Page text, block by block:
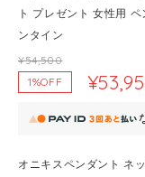
ト プレゼント 女性用
ンタイン
¥54,500
1%OFF
オニキスペンダント ネ